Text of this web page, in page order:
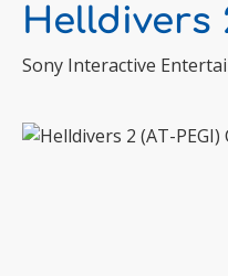
Helldivers
Sony Interactive
Bildergalerie